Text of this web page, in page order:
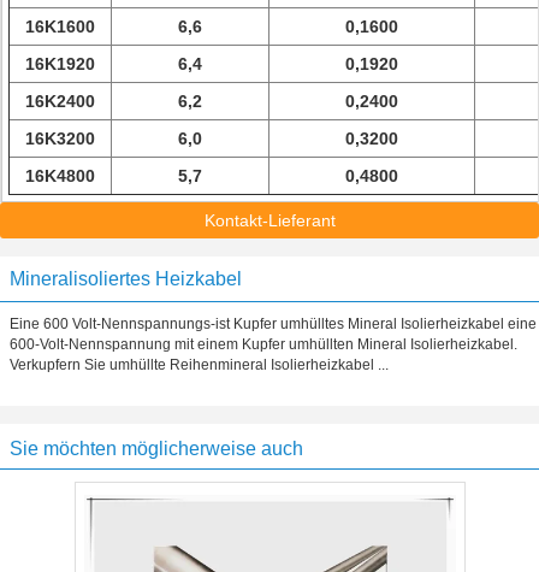
16K1600
6,6
0,1600
16K1920
6,4
0,1920
16K2400
6,2
0,2400
16K3200
6,0
0,3200
16K4800
5,7 0,4800
Kontakt-Lieferant
Mineralisoliertes Heizkabel
Eine 600 Volt-Nennspannungs-ist Kupfer umhülltes Mineral Isolierheizkabel eine
600-Volt-Nennspannung mit einem Kupfer umhüllten Mineral Isolierheizkabel.
Verkupfern Sie umhüllte Reihenmineral Isolierheizkabel ...
Sie möchten möglicherweise auch